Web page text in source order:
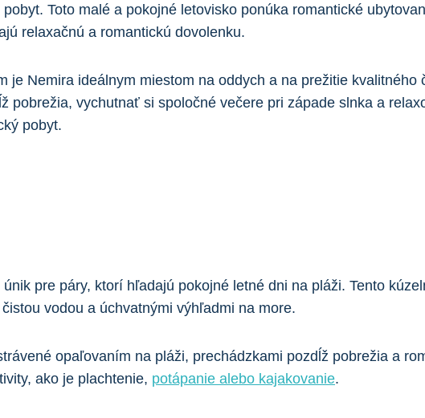
Toto⁤ malé a pokojné letovisko ⁣ponúka romantické
‍relaxačnú a​ romantickú dovolenku.
je ⁢Nemira ideálnym miestom ⁤na oddych‍ a na prežitie
pobrežia, vychutnať si spoločné večere pri západe slnka⁤ a
pobyt.
⁤pre⁤ páry, ⁢ktorí hľadajú pokojné letné dni⁤ na pláži. Tento
​vodou a úchvatnými výhľadmi⁣ na more.
‍opaľovaním na⁤ pláži, prechádzkami pozdĺž pobrežia a‍
ako je plachtenie, potápanie alebo kajakovanie.